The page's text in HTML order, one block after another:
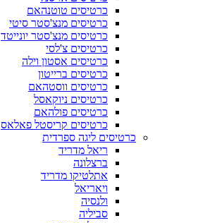
כרטיסים טוטנהאם
כרטיסים מנצ'סטר סיטי
כרטיסים מנצ'סטר יונייטד
כרטיסים צ'לסי
כרטיסים אסטון וילה
כרטיסים ברייטון
כרטיסים ווסטהאם
כרטיסים ניוקאסל
כרטיסים פולהאם
כרטיסים קריסטל פאלאס
כרטיסים ליגה ספרדית
ריאל מדריד
ברצלונה
אתלטיקו מדריד
ויאריאל
ולנסיה
סביליה